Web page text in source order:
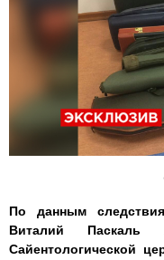
По данным
Виталий Паскаль
Сайентологической